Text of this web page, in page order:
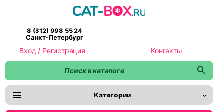
8 (812) 998 55 24
Санкт-Петербург
Категории
Вход / Регистрация Контакты